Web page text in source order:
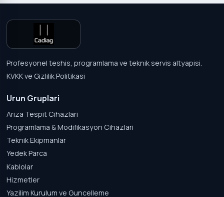
Profesyonel teshis, programlama ve teknik servis altyapisi.
KVKK ve Gizlilik Politikasi
Urun Gruplari
Ariza Tespit Cihazlari
Programlama & Modifikasyon Cihazlari
Teknik Ekipmanlar
Yedek Parca
Kablolar
Hizmetler
Yazilim Kurulum ve Guncelleme